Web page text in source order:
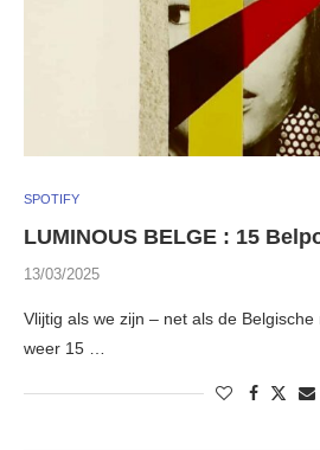
SPOTIFY
LUMINOUS BELGE : 15
13/03/2025
Vlijtig als we zijn – net als de
weer 15 …